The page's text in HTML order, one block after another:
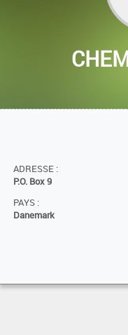
ADRESSE :
P.O. Box 9
PAYS :
Danemark